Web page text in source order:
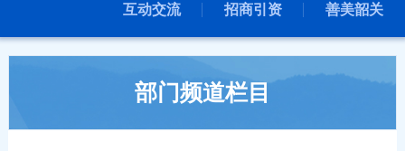
互动交流 招商引资 善美韶关
部门频道栏目